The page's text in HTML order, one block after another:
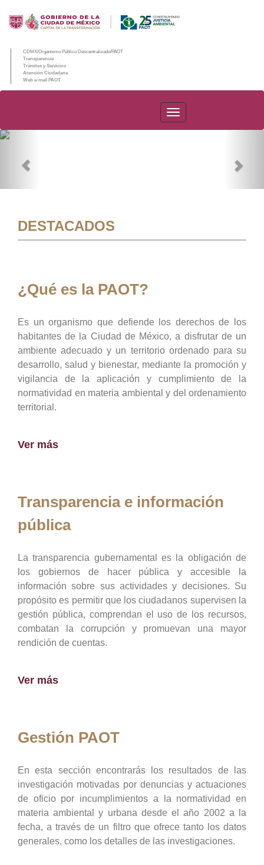
CDMX/Organismo Público Descentralizado/PAOT
Transparencia
Trámites y Servicios
Atención Ciudadana
Web e-mail PAOT
PAOT
DESTACADOS
¿Qué es la PAOT?
Es un organismo que defiende los derechos de los
habitantes de la Ciudad de México, a disfrutar de un
ambiente adecuado y un territorio ordenado para su
desarrollo, salud y bienestar, mediante la promoción y
vigilancia de la aplicación y cumplimiento de la
normatividad en materia ambiental y del ordenamiento
territorial.
Ver más
Transparencia e información
pública
La transparencia gubernamental es la obligación de
los gobiernos de hacer pública y accesible la
información sobre sus actividades y decisiones. Su
propósito es permitir que los ciudadanos supervisen la
gestión pública, comprendan el uso de los recursos,
combatan la corrupción y promuevan una mayor
rendición de cuentas.
Ver más
Gestión PAOT
En esta sección encontrarás los resultados de las
investigación motivadas por denuncias y actuaciones
de oficio por incumplimientos a la normatividad en
materia ambiental y urbana desde el año 2002 a la
fecha, a través de un filtro que ofrece tanto los datos
generales, como los detalles de las investigaciones.